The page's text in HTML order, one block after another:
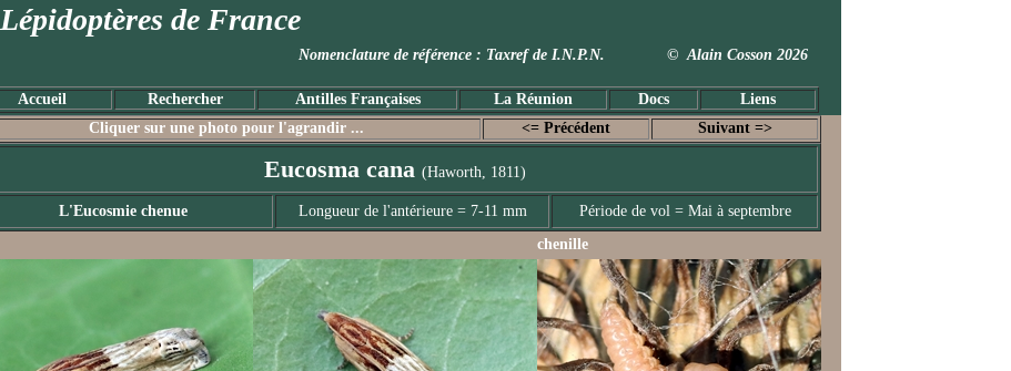
Lépidoptères de France
Nomenclature de référence : Taxref de I.N.P.N. © Alain Cosson 2026
Accueil Rechercher Antilles Françaises La Réunion Docs Liens
Cliquer sur une photo pour l'agrandir ... <= Précédent Suivant =>
Eucosma cana (Haworth, 1811)
L'Eucosmie chenue Longueur de l'antérieure = 7-11 mm
Période de vol = Mai à septembre
chenille